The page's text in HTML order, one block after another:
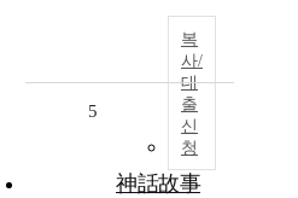
복
사/
대
출
신
청
5
神話故事